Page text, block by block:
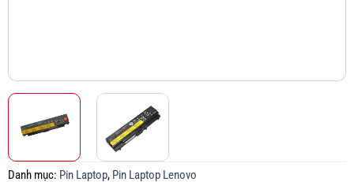
Danh mục: Pin Laptop, Pin Laptop Lenovo